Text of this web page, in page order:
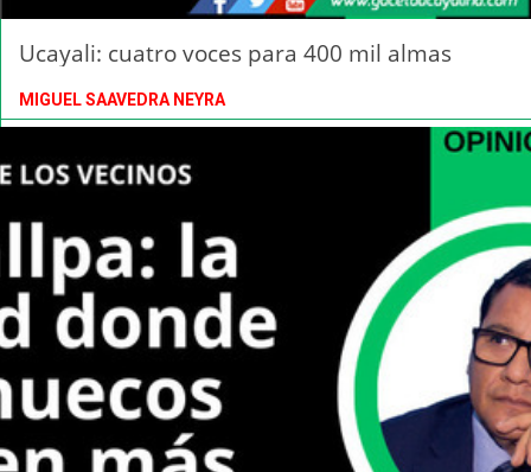
Ucayali: cuatro voces para 400 mil almas
MIGUEL SAAVEDRA NEYRA